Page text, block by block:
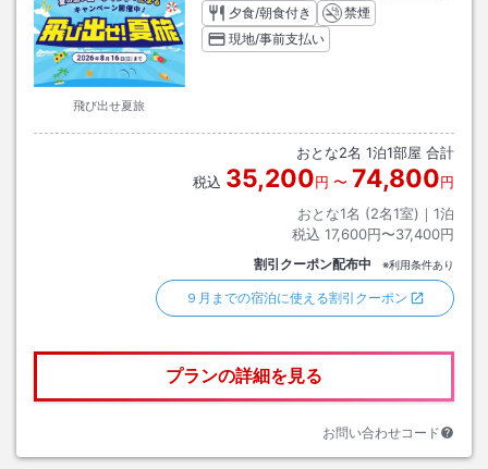
飛び出せ夏旅
夕食/朝食付き
禁煙
現地/事前支払い
おとな2名 1泊1部屋 合計
税込 35,200円 〜 74,800円
おとな1名 (2名1室)｜ 1泊
税込 17,600円〜37,400円
割引クーポン配布中 ※利用条件あり
９月までの宿泊に使える割引クーポン
プランの詳細を見る
お問い合わせコード